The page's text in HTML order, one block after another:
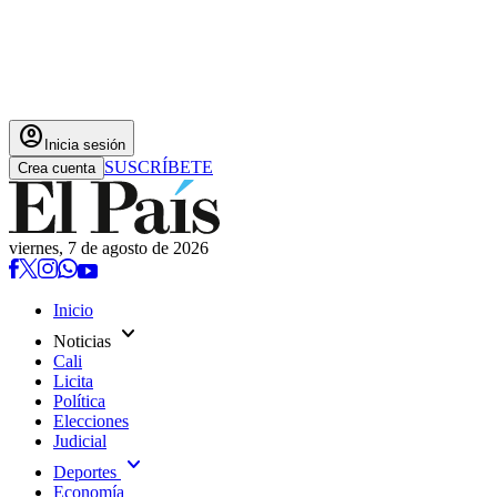
account_circle Inicia sesión
Crea cuenta SUSCRÍBETE
viernes, 7 de agosto de 2026
Inicio
Noticias expand_more
Cali
Licita
Política
Elecciones
Judicial
Deportes expand_more
Economía